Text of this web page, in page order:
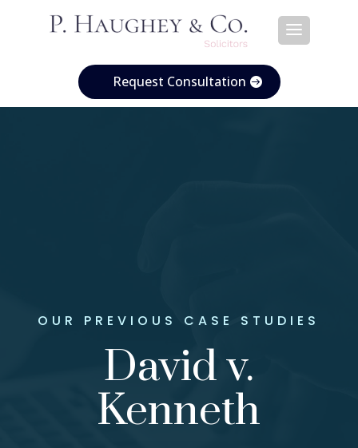
Request Consultation
OUR PREVIOUS CASE STUDIES
David v.
Kenneth